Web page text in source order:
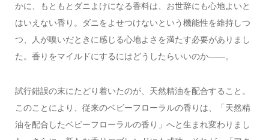
かに、もともとダニよけになる香料は、お世辞にも心地よいと
はいえない香り。ダニをよせつけないという機能性を維持しつ
つ、人が嗅いだときに感じる心地よさを満たす必要がありまし
た。香りをマイルドにするにはどうしたらいいのか——。
試行錯誤の末にたどり着いたのが、天然精油を配合すること。
このことにより、従来のベビーフローラルの香りは、「天然精
油を配合したベビーフローラルの香り」へと生まれ変わりまし